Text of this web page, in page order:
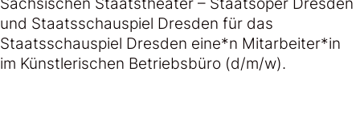
und Staatsschauspiel Dresden für das
Staatsschauspiel Dresden eine*n Mitarbeiter*in
im Künstlerischen Betriebsbüro (d/m/w).